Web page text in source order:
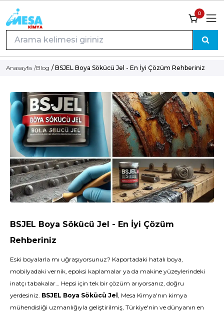
0
Anasayfa /Blog / BSJEL Boya Sökücü Jel - En İyi Çözüm Rehberiniz
BSJEL Boya Sökücü Jel - En İyi Çözüm
Rehberiniz
Eski boyalarla mı uğraşıyorsunuz? Kaportadaki hatalı boya,
mobilyadaki vernik, epoksi kaplamalar ya da makine yüzeylerindeki
inatçı tabakalar… Hepsi için tek bir çözüm arıyorsanız, doğru
yerdesiniz. BSJEL Boya Sökücü Jel , Mesa Kimya'nın kimya
mühendisliği uzmanlığıyla geliştirilmiş, Türkiye'nin ve dünyanın en